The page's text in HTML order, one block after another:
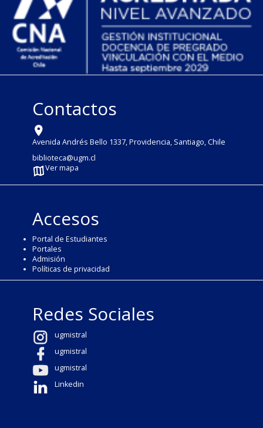
Contactos
Avenida Andrés Bello 1337, Providencia, Santiago, Chile
biblioteca@ugm.cl
Ver mapa
Accesos
Portal de Estudiantes
Portales
Admisión
Políticas de privacidad
Redes Sociales
ugmistral
ugmistral
ugmistral
Linkedin